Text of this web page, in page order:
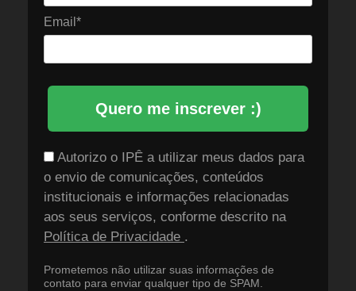
Email*
Quero me inscrever :)
Autorizo o IPÊ a utilizar meus dados para
o envio de comunicações, conteúdos
institucionais e informações relacionadas
aos seus serviços, conforme descrito na
Política de Privacidade .
Prometemos não utilizar suas informações de
contato para enviar qualquer tipo de SPAM.